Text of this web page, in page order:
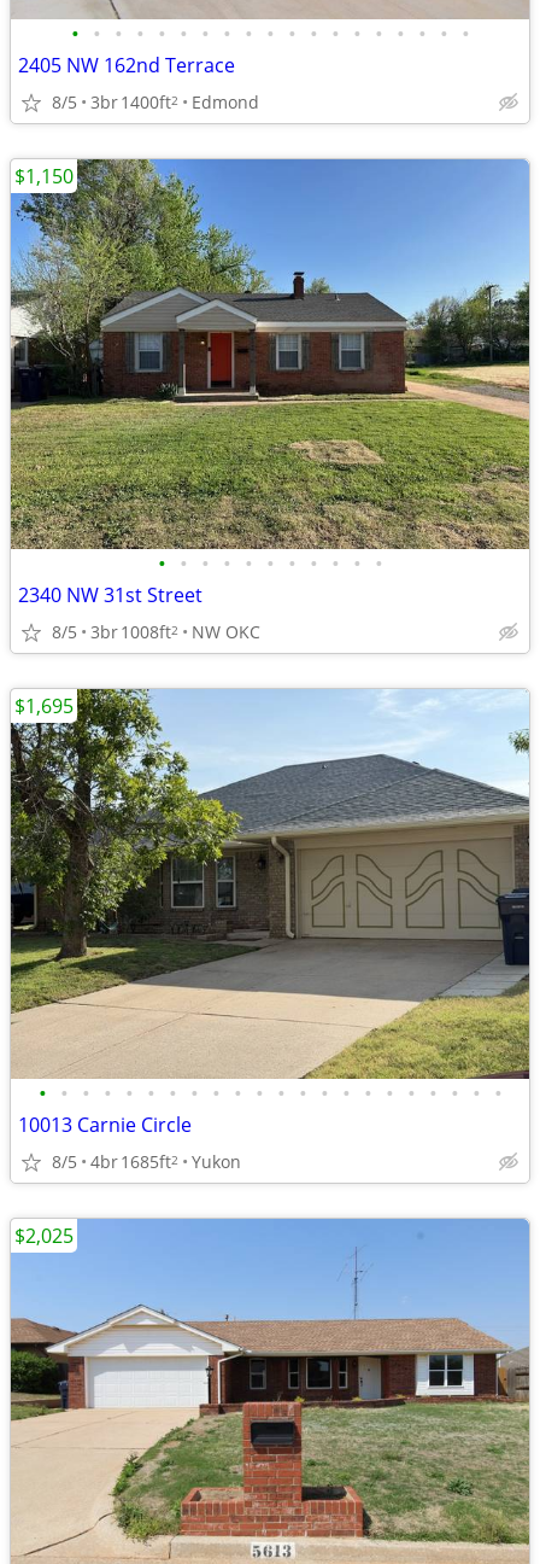
• • • • • • • • • • • • • • • • • • •
2405 NW 162nd Terrace
8/5 3br1400ft2 Edmond
• • • • • • • • • • •
2340 NW 31st Street
8/5 3br1008ft2 NW OKC
$1,150
• • • • • • • • • • • • • • • • • • • • • •
10013 Carnie Circle
8/5 4br1685ft2 Yukon
$1,695
$2,025